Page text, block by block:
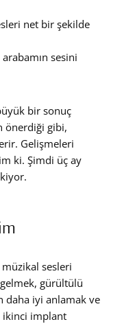
net bir şekilde
sesini
bir sonuç
önerdiği gibi,
Gelişmeleri
ki. Şimdi üç ay
sesleri
gürültülü
daha iyi anlamak ve
ikinci implant